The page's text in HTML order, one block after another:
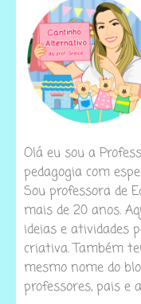
Olá eu sou a
pedagogia com
Sou professora de
mais de 20 anos.
ideias e atividades
criativa. Também
mesmo nome do
professores, pais e